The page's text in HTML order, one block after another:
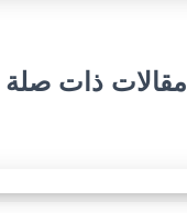
مقالات ذات صلة